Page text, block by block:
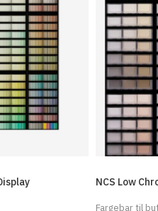
NCS Low
Fargebar til